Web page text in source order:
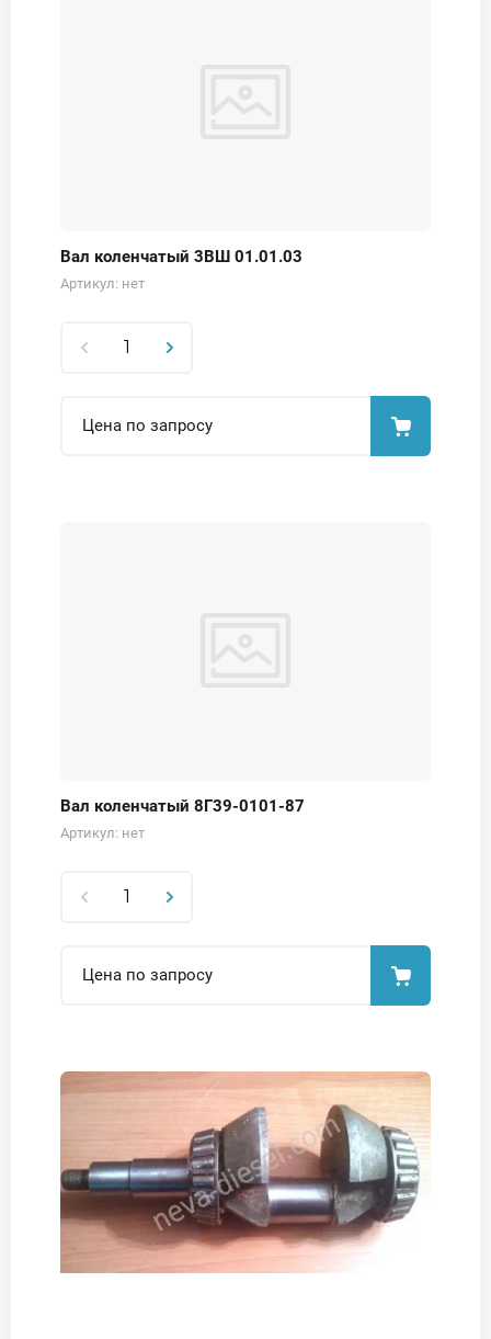
Вал коленчатый 3ВШ 01.01.03
Артикул: нет
Цена по запросу
Вал коленчатый 8Г39-0101-87
Артикул: нет
Цена по запросу